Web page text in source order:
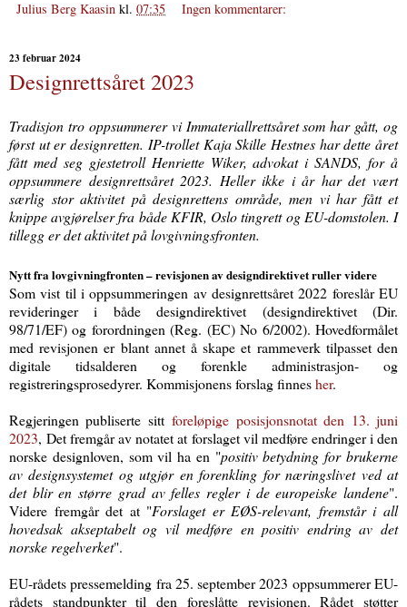
Julius Berg Kaasin kl. 07:35 Ingen kommentarer:
23 februar 2024
Designrettsåret 2023
Tradisjon tro oppsummerer vi Immateriallrettsåret som har gått, og
først ut er designretten. IP-trollet Kaja Skille Hestnes har dette året
fått med seg gjestetroll Henriette Wiker, advokat i SANDS, for å
oppsummere designrettsåret 2023. Heller ikke i år har det vært
særlig stor aktivitet på designrettens område, men vi har fått et
knippe avgjørelser fra både KFIR, Oslo tingrett og EU-domstolen. I
tillegg er det aktivitet på lovgivningsfronten.
Nytt fra lovgivningfronten – revisjonen av designdirektivet ruller videre
Som vist til i oppsummeringen av designrettsåret 2022 foreslår EU
revideringer i både designdirektivet (designdirektivet (Dir.
98/71/EF) og forordningen (Reg. (EC) No 6/2002). Hovedformålet
med revisjonen er blant annet å skape et rammeverk tilpasset den
digitale tidsalderen og forenkle administrasjon- og
registreringsprosedyrer. Kommisjonens forslag finnesher.
Regjeringen publiserte sittforeløpige posisjonsnotat den 13. juni
2023, Det fremgår av notatet at forslaget vil medføre endringer i den
norske designloven, som vil ha en "positiv betydning for brukerne
av designsystemet og utgjør en forenkling for næringslivet ved at
det blir en større grad av felles regler i de europeiske landene".
Videre fremgår det at "Forslaget er EØS-relevant, fremstår i all
hovedsak akseptabelt og vil medføre en positiv endring av det
norske regelverket".
EU-rådets pressemelding fra 25. september 2023 oppsummerer EU-
rådets standpunkter til den foreslåtte revisjonen. Rådet støtter